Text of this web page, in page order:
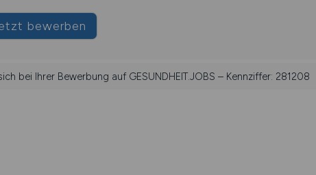
bewerben
bei Ihrer Bewerbung auf GESUNDHEIT.JOBS – Kennziffer: 281208